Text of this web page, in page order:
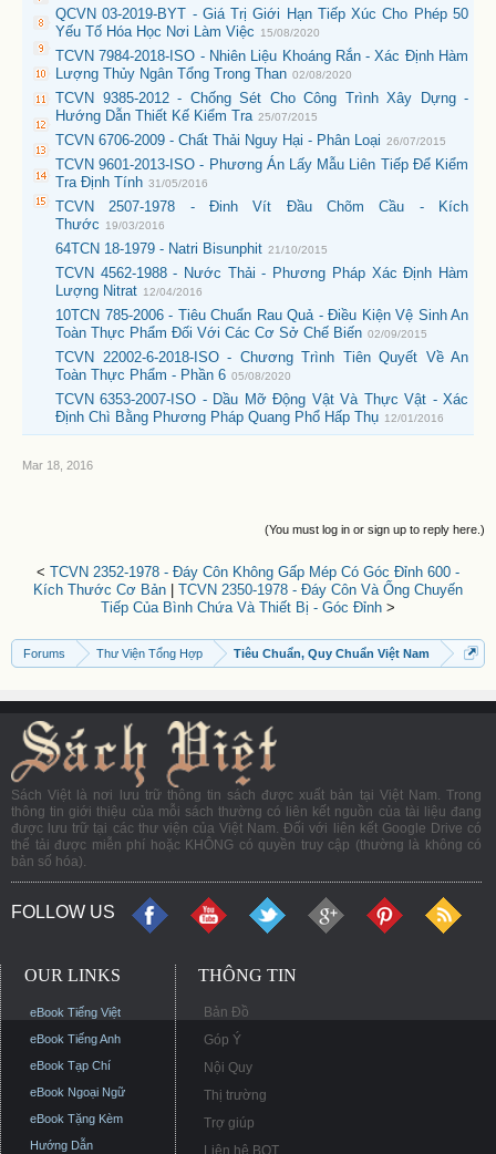
QCVN 03-2019-BYT - Giá Trị Giới Hạn Tiếp Xúc Cho Phép 50
Yếu Tố Hóa Học Nơi Làm Việc
15/08/2020
TCVN 7984-2018-ISO - Nhiên Liệu Khoáng Rắn - Xác Định Hàm
Lượng Thủy Ngân Tổng Trong Than 02/08/2020
TCVN 9385-2012 - Chống Sét Cho Công Trình Xây Dựng -
Hướng Dẫn Thiết Kế Kiểm Tra 25/07/2015
TCVN 6706-2009 - Chất Thải Nguy Hại - Phân Loại 26/07/2015
TCVN 9601-2013-ISO - Phương Án Lấy Mẫu Liên Tiếp Để Kiểm
Tra Định Tính 31/05/2016
TCVN 2507-1978 - Đinh Vít Đầu Chõm Cầu - Kích
Thước
19/03/2016
64TCN 18-1979 - Natri Bisunphit 21/10/2015
TCVN 4562-1988 - Nước Thải - Phương Pháp Xác Định Hàm
Lượng Nitrat 12/04/2016
10TCN 785-2006 - Tiêu Chuẩn Rau Quả - Điều Kiện Vệ Sinh An
Toàn Thực Phẩm Đối Với Các Cơ Sở Chế Biến 02/09/2015
TCVN 22002-6-2018-ISO - Chương Trình Tiên Quyết Về An
Toàn Thực Phẩm - Phần 6 05/08/2020
TCVN 6353-2007-ISO - Dầu Mỡ Động Vật Và Thực Vật - Xác
Định Chì Bằng Phương Pháp Quang Phổ Hấp Thụ 12/01/2016
Mar 18, 2016
(You must log in or sign up to reply here.)
< TCVN 2352-1978 - Đáy Côn Không Gấp Mép Có Góc Đỉnh 600 -
Kích Thước Cơ Bản | TCVN 2350-1978 - Đáy Côn Và Ống Chuyến
Tiếp Của Bình Chứa Và Thiết Bị - Góc Đỉnh >
Forums Thư Viện Tổng Hợp Tiêu Chuẩn, Quy Chuẩn Việt Nam
Sách Việt là nơi lưu trữ thông tin sách được xuất bản tại Việt Nam. Trong
thông tin giới thiệu của mỗi sách thường có liên kết nguồn của tài liệu đang
được lưu trữ tại các thư viện của Việt Nam. Đối với liên kết Google Drive có
thể tải được miễn phí hoặc KHÔNG có quyền truy cập (thường là không có
bản số hóa).
FOLLOW US
OUR LINKS
eBook Tiếng Việt
eBook Tiếng Anh
eBook Tạp Chí
eBook Ngoại Ngữ
eBook Tặng Kèm
Hướng Dẫn
THÔNG TIN
Bản Đồ
Góp Ý
Nội Quy
Thị trường
Trợ giúp
Liên hệ BQT